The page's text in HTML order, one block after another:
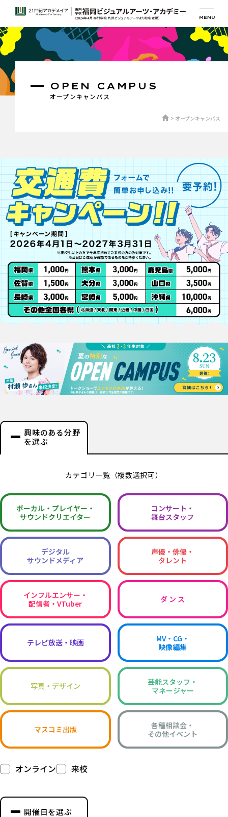
オープンキャンパス
OPEN CAMPUS
オープンキャンパス
興味のある分野
を選ぶ
カテゴリ一覧（複数選択可）
ボーカル・ プレイヤー・
サウンドクリエイター
コンサート・
舞台スタッフ
デジタル
サウンドメディア
声優・俳優・
タレント
インフルエンサー・
配信者・VTuber
ダ ン ス
テレビ放送・映画
MV・CG・
映像編集
写真・デザイン
芸能スタッフ・
マネージャー
マスコミ出版
各種相談会・
その他イベント
オンライン 来校
開催日を選ぶ